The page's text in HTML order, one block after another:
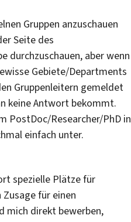
Gruppen anzuschauen
Seite des
durchzuschauen, aber wenn
Gebiete/Departments
Gruppenleitern gemeldet
keine Antwort bekommt.
PostDoc/Researcher/PhD in
einfach unter.
spezielle Plätze für
für einen
mich direkt bewerben,